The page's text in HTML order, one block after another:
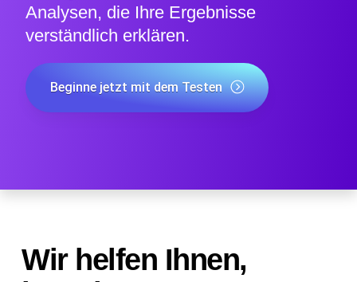
Analysen, die Ihre Ergebnisse
verständlich erklären.
Beginne jetzt mit dem Testen
Wir helfen Ihnen,